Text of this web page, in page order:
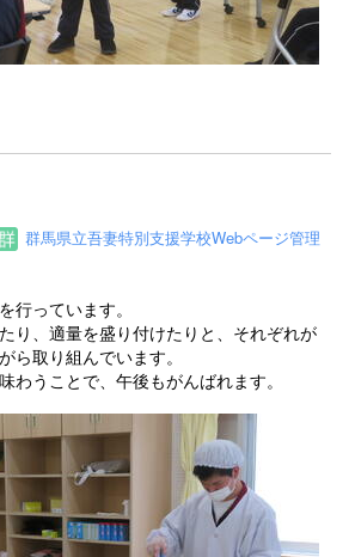
群馬県立吾妻特別支援学校Webページ管理
行っています。
り、適量を盛り付けたりと、それぞれが
ら取り組んでいます。
わうことで、午後もがんばれます。